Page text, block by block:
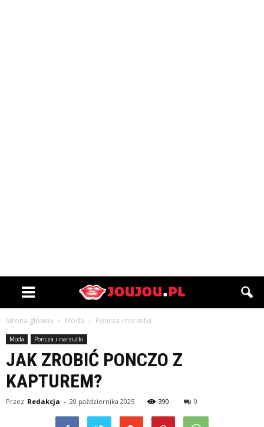
Strona główna Moda Poncza i narzutki
Moda Poncza i narzutki
JAK ZROBIĆ PONCZO Z
KAPTUREM?
Przez Redakcja - 20 października 2025 390 0